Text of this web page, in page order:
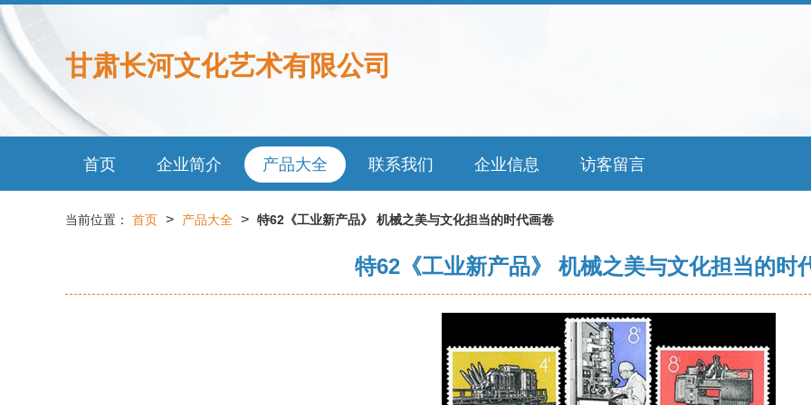
甘肃长河文化艺术有限公司
首页 企业简介 产品大全 联系我们 企业信息 访客留言
当前位置： 首页 > 产品大全 > 特62《工业新产品》 机械之美与文化担当的时代画卷
特62《工业新产品》 机械之美与文化担当的时